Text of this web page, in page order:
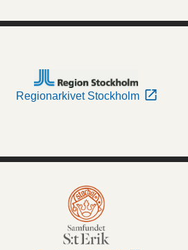
Regionarkivet Stockholm